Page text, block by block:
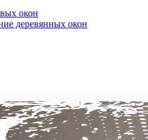
окон
деревянных окон